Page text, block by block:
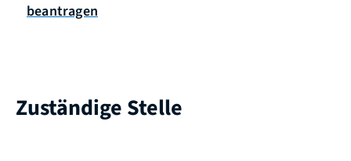
beantragen
Zuständige Stelle